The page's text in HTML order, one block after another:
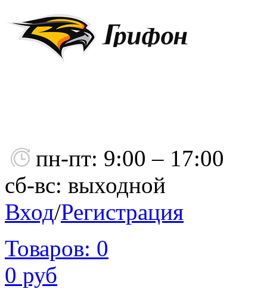
пн-пт: 9:00 – 17:00
сб-вс: выходной
Вход/Регистрация
Товаров: 0
0 руб